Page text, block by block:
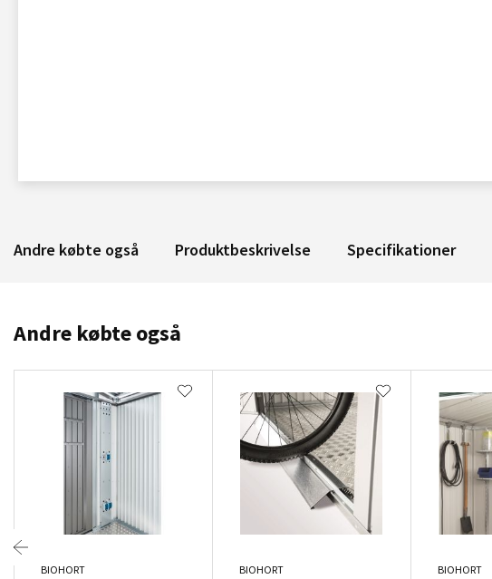
Andre købte også Produktbeskrivelse Specifikationer
Andre købte også
BIOHORT BIOHORT BIOHORT